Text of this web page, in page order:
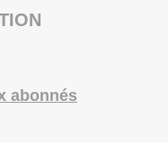
abonnés